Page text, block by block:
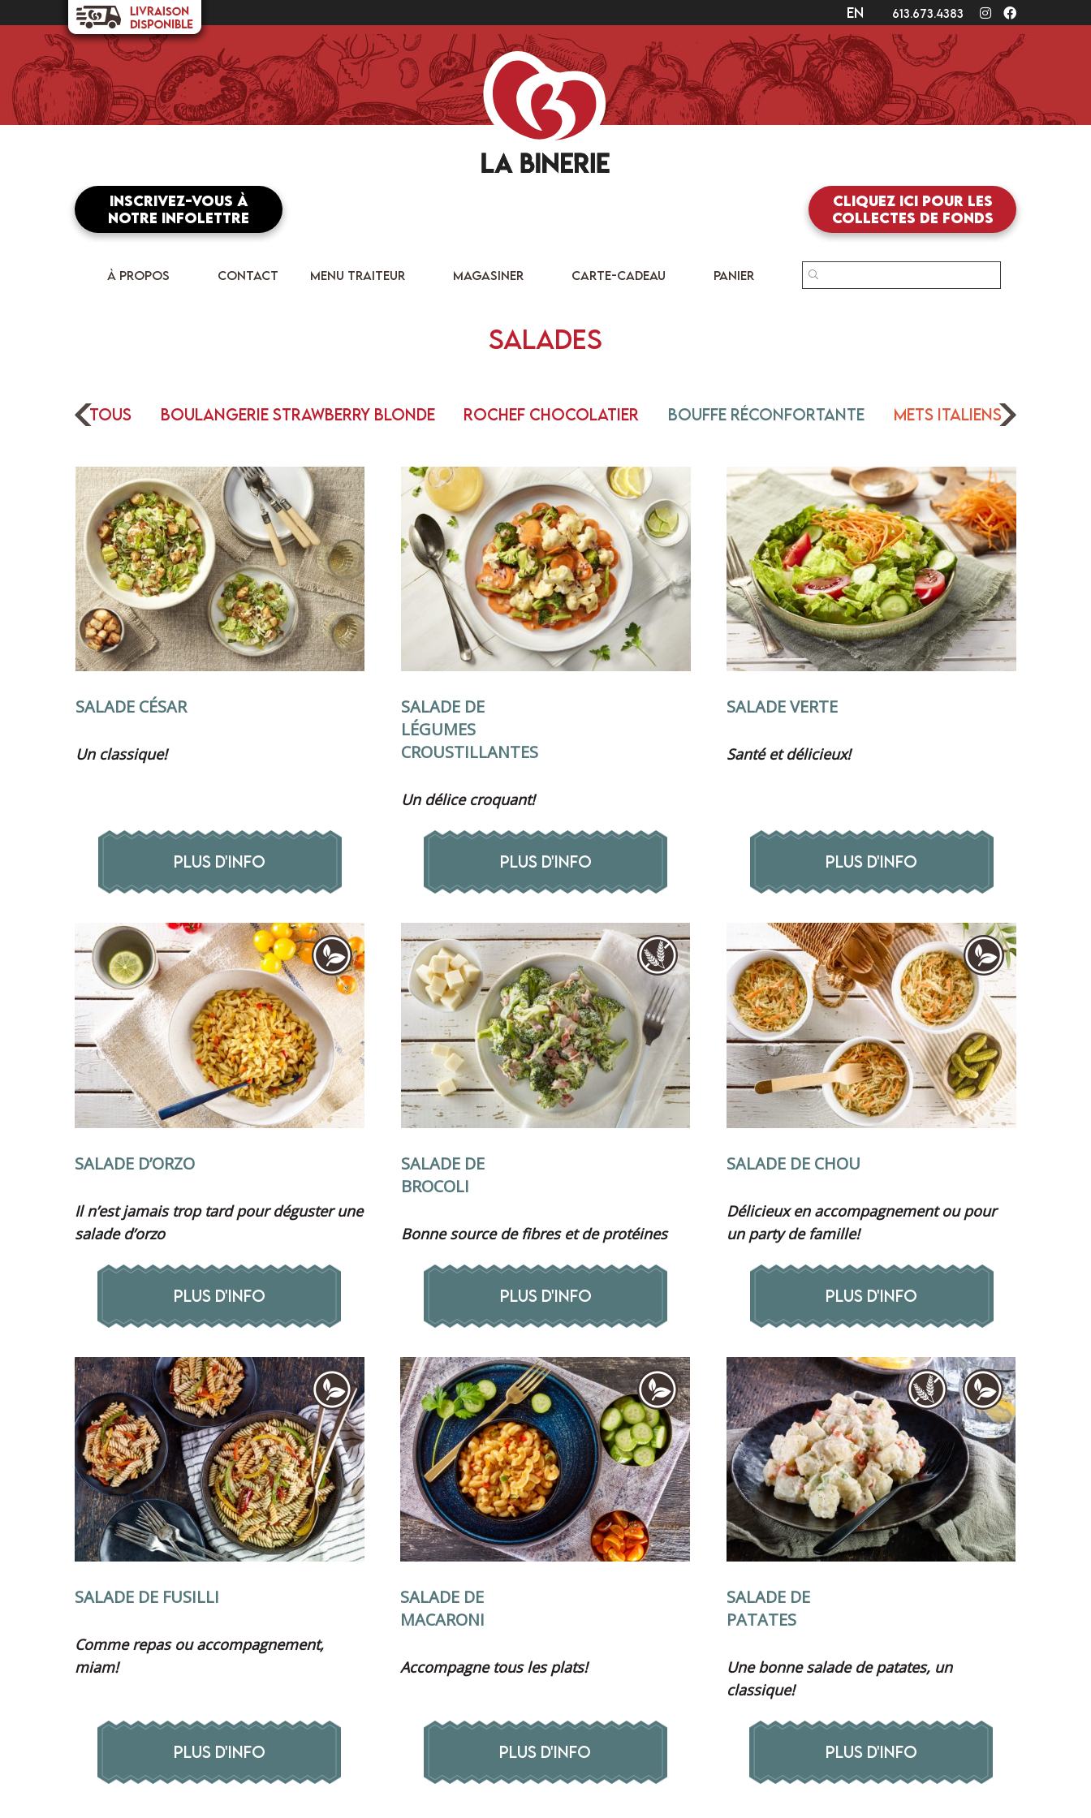
en 613.673.4383 InstagramFacebook
Inscrivez-vous à
notre infolettre
Cliquez ici pour les
collectes de fonds
À PROPOS CONTACT MENU TRAITEUR MAGASINER CARTE-CADEAU PANIER
SEARCH
FOR:
Salades
Tous Boulangerie Strawberry Blonde Rochef Chocolatier Bouffe réconfortante Mets italiens
SALADE CÉSAR
Un classique!
PLUS D'INFO
SALADE DE
LÉGUMES
CROUSTILLANTES
Un délice croquant!
PLUS D'INFO
SALADE VERTE
Santé et délicieux!
PLUS D'INFO
SALADE D’ORZO
Il n’est jamais trop tard pour déguster une
salade d’orzo
PLUS D'INFO
SALADE DE
BROCOLI
Bonne source de fibres et de protéines
PLUS D'INFO
SALADE DE CHOU
Délicieux en accompagnement ou pour
un party de famille!
PLUS D'INFO
SALADE DE FUSILLI
Comme repas ou accompagnement,
miam!
PLUS D'INFO
SALADE DE
MACARONI
Accompagne tous les plats!
PLUS D'INFO
SALADE DE
PATATES
Une bonne salade de patates, un
classique!
PLUS D'INFO